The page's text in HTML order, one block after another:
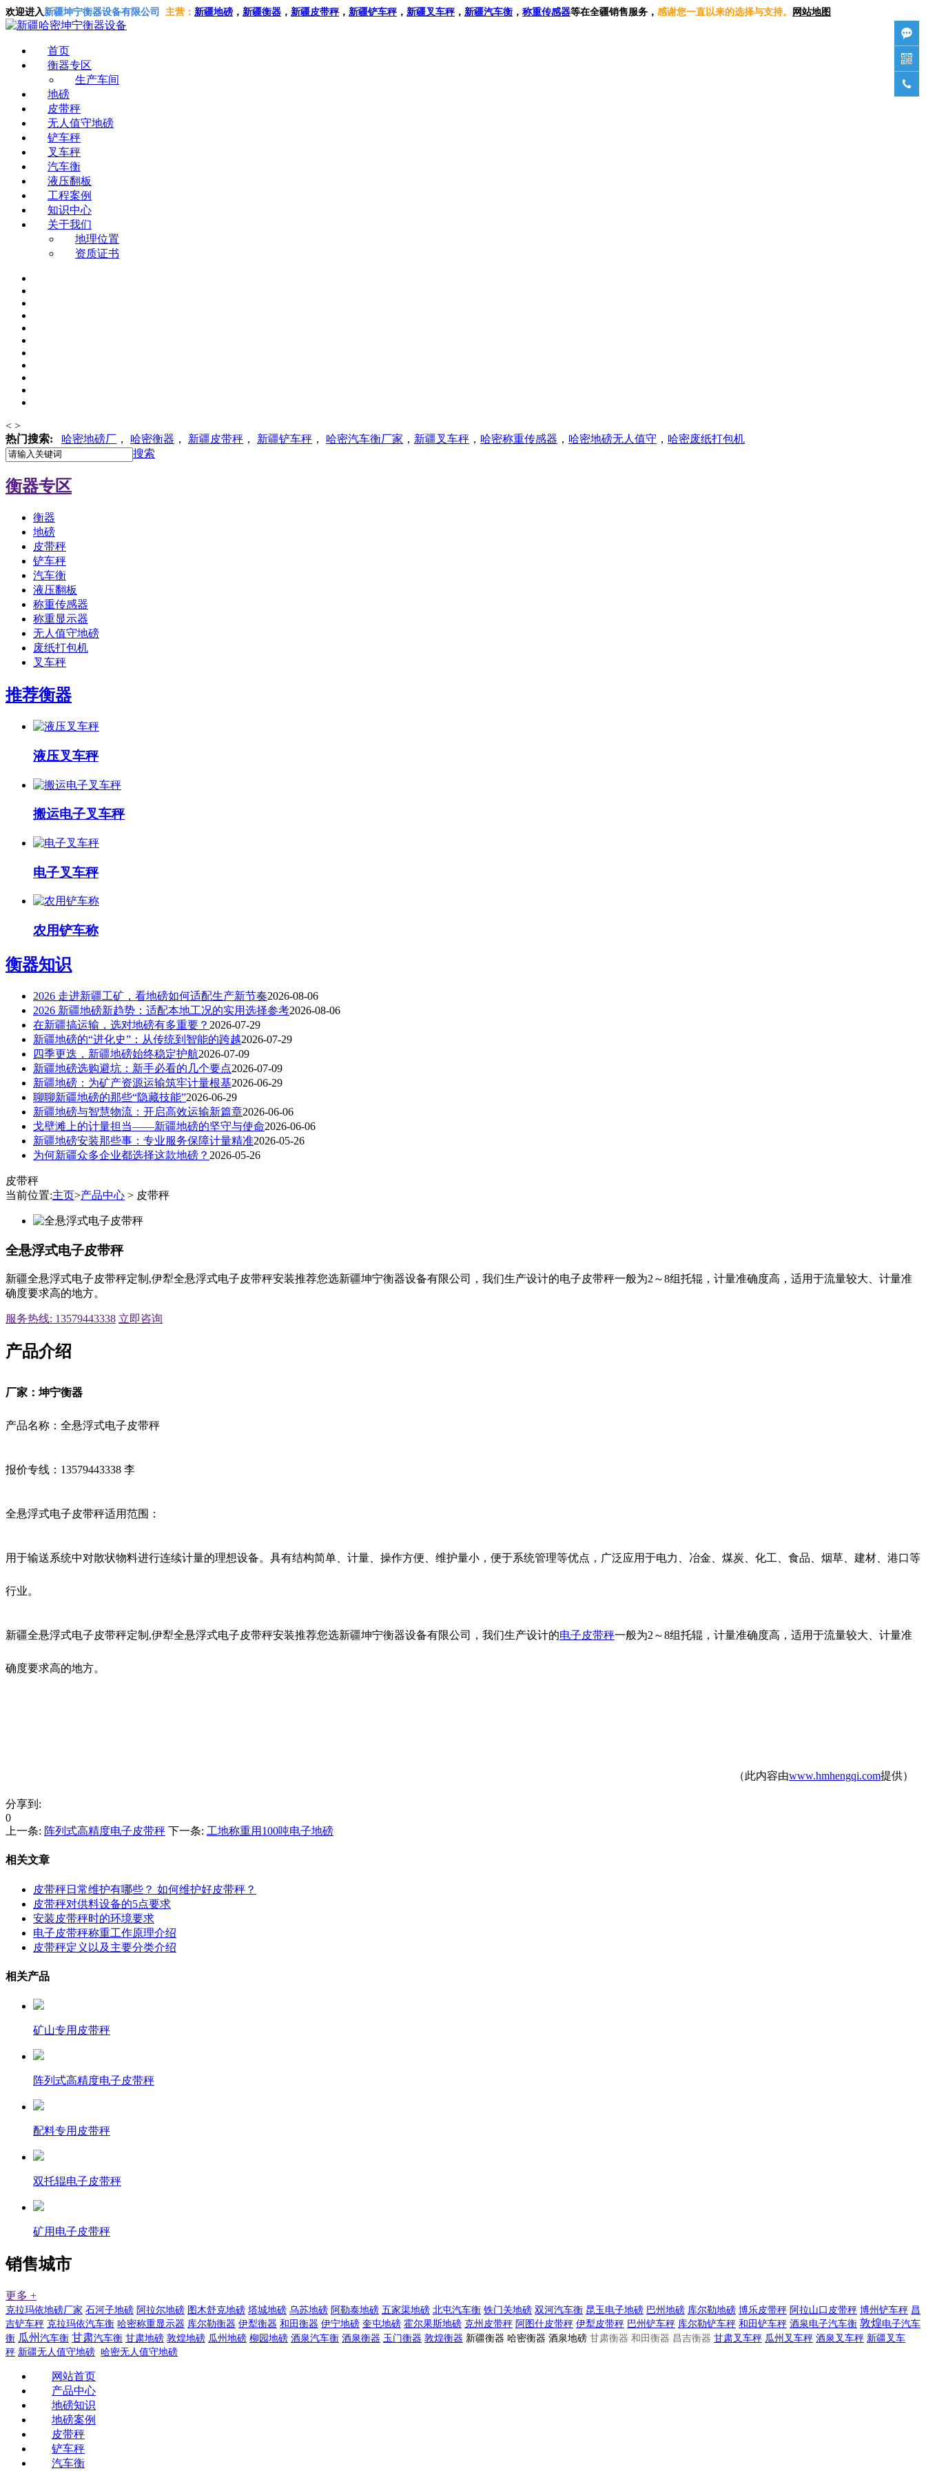
欢迎进入新疆坤宁衡器设备有限公司 主营： 新疆地磅 ， 新疆衡器 ， 新疆皮带秤， 新疆铲车秤， 新疆叉车秤， 新疆汽车衡 ， 称重传感器等在全疆销售服务， 感谢您一直以来的选择与支持。 网站地图
首页
衡器专区
生产车间
地磅
皮带秤
无人值守地磅
铲车秤
叉车秤
汽车衡
液压翻板
工程案例
知识中心
关于我们
地理位置
资质证书
< >
热门搜索:
哈密地磅厂 ， 哈密衡器 ， 新疆皮带秤 ， 新疆铲车秤 ， 哈密汽车衡厂家 ， 新疆叉车秤 ， 哈密称重传感器 ， 哈密地磅无人值守 ， 哈密废纸打包机
搜索
衡器专区
衡器
地磅
皮带秤
铲车秤
汽车衡
液压翻板
称重传感器
称重显示器
无人值守地磅
废纸打包机
叉车秤
推荐衡器
液压叉车秤
搬运电子叉车秤
电子叉车秤
农用铲车称
衡器知识
2026 走进新疆工矿，看地磅如何适配生产新节奏2026-08-06
2026 新疆地磅新趋势：适配本地工况的实用选择参考2026-08-06
在新疆搞运输，选对地磅有多重要？ 2026-07-29
新疆地磅的“进化史”：从传统到智能的跨越2026-07-29
四季更迭，新疆地磅始终稳定护航2026-07-09
新疆地磅选购避坑：新手必看的几个要点2026-07-09
新疆地磅：为矿产资源运输筑牢计量根基2026-06-29
聊聊新疆地磅的那些“隐藏技能”2026-06-29
新疆地磅与智慧物流：开启高效运输新篇章2026-06-06
戈壁滩上的计量担当——新疆地磅的坚守与使命2026-06-06
新疆地磅安装那些事：专业服务保障计量精准2026-05-26
为何新疆众多企业都选择这款地磅？ 2026-05-26
皮带秤
当前位置:主页>产品中心 > 皮带秤
全悬浮式电子皮带秤
新疆全悬浮式电子皮带秤定制,伊犁全悬浮式电子皮带秤安装推荐您选新疆坤宁衡器设备有限公司，我们生产设计的电子皮带秤一般为2～8组托辊，计量准确度高，适用于流量较大、计量准
确度要求高的地方。
服务热线: 13579443338 立即咨询
产品介绍
厂家：坤宁衡器
产品名称： 全悬浮式电子皮带秤
报价专线：13579443338 李
全悬浮式电子皮带秤适用范围：
用于输送系统中对散状物料进行连续计量的理想设备。具有结构简单、计量、操作方便、维护量小，便于系统管理等优点，广泛应用于电力、冶金、煤炭、化工、食品、烟草、建材、港口等
行业。
新疆全悬浮式电子皮带秤定制,伊犁全悬浮式电子皮带秤安装推荐您选新疆坤宁衡器设备有限公司，我们生产设计的电子皮带秤一般为2～8组托辊，计量准确度高，适用于流量较大、计量准
确度要求高的地方。
（此内容由www.hmhengqi.com提供）
分享到:
0
上一条: 阵列式高精度电子皮带秤 下一条: 工地称重用100吨电子地磅
相关文章
皮带秤日常维护有哪些？ 如何维护好皮带秤？
皮带秤对供料设备的5点要求
安装皮带秤时的环境要求
电子皮带秤称重工作原理介绍
皮带秤定义以及主要分类介绍
相关产品
矿山专用皮带秤
阵列式高精度电子皮带秤
配料专用皮带秤
双托辊电子皮带秤
矿用电子皮带秤
销售城市
更多 +
克拉玛依地磅厂家 石河子地磅 阿拉尔地磅 图木舒克地磅 塔城地磅 乌苏地磅 阿勒泰地磅 五家渠地磅 北屯汽车衡 铁门关地磅 双河汽车衡 昆玉电子地磅 巴州地磅 库尔勒地磅 博乐皮带秤 阿拉山口皮带秤 博州铲车秤 昌
吉铲车秤 克拉玛依汽车衡 哈密称重显示器 库尔勒衡器 伊犁衡器 和田衡器 伊宁地磅 奎屯地磅 霍尔果斯地磅 克州皮带秤 阿图什皮带秤 伊犁皮带秤 巴州铲车秤 库尔勒铲车秤 和田铲车秤 酒泉电子汽车衡 敦煌电子汽车
衡 瓜州 汽车衡 甘肃汽车衡 甘肃地磅 敦煌地磅 瓜州地磅 柳园地磅 酒泉汽车衡 酒泉衡器 玉门衡器 敦煌衡器 新疆衡器 哈密衡器 酒泉地磅 甘肃衡器 和田衡器 昌吉衡器 甘肃叉车秤 瓜州叉车秤 酒泉叉车秤 新疆叉车
秤 新疆无人值守地磅 哈密无人值守地磅
网站首页
产品中心
地磅知识
地磅案例
皮带秤
铲车秤
汽车衡


